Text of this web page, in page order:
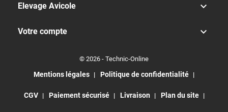
Elevage Avicole 
Votre compte 
© 2026 - Technic-Online
Mentions légales Politique de confidentialité
CGV Paiement sécurisé Livraison Plan du site